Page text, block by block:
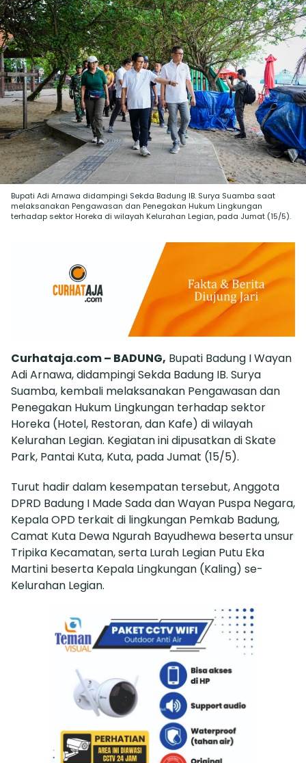
Bupati Adi Arnawa didampingi Sekda Badung IB. Surya Suamba saat
melaksanakan Pengawasan dan Penegakan Hukum Lingkungan
terhadap sektor Horeka di wilayah Kelurahan Legian, pada Jumat (15/5).
Curhataja.com – BADUNG, Bupati Badung I Wayan
Adi Arnawa, didampingi Sekda Badung IB. Surya
Suamba, kembali melaksanakan Pengawasan dan
Penegakan Hukum Lingkungan terhadap sektor
Horeka (Hotel, Restoran, dan Kafe) di wilayah
Kelurahan Legian. Kegiatan ini dipusatkan di Skate
Park, Pantai Kuta, Kuta, pada Jumat (15/5).
Turut hadir dalam kesempatan tersebut, Anggota
DPRD Badung I Made Sada dan Wayan Puspa Negara,
Kepala OPD terkait di lingkungan Pemkab Badung,
Camat Kuta Dewa Ngurah Bayudhewa beserta unsur
Tripika Kecamatan, serta Lurah Legian Putu Eka
Martini beserta Kepala Lingkungan (Kaling) se-
Kelurahan Legian.